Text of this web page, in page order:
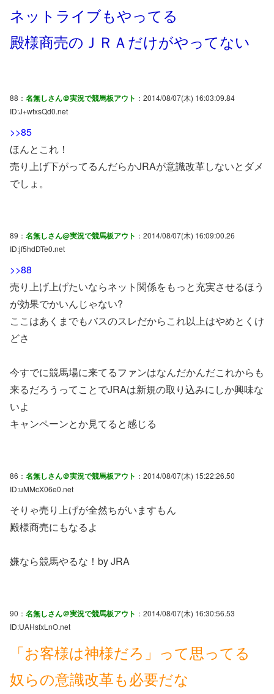
ネットライブもやってる
殿様商売のＪＲＡだけがやってない
88： 名無しさん＠実況で競馬板アウト ：2014/08/07(木) 16:03:09.84
ID:J+wtxsQd0.net
>>85
ほんとこれ！
売り上げ下がってるんだらかJRAが意識改革しないとダメ
でしょ。
89： 名無しさん@実況で競馬板アウト ：2014/08/07(木) 16:09:00.26
ID:jf5hdDTe0.net
>>88
売り上げ上げたいならネット関係をもっと充実させるほう
が効果でかいんじゃない?
ここはあくまでもバスのスレだからこれ以上はやめとくけ
どさ
今すでに競馬場に来てるファンはなんだかんだこれからも
来るだろうってことでJRAは新規の取り込みにしか興味な
いよ
キャンペーンとか見てると感じる
86： 名無しさん＠実況で競馬板アウト ：2014/08/07(木) 15:22:26.50
ID:uMMcX06e0.net
そりゃ売り上げが全然ちがいますもん
殿様商売にもなるよ
嫌なら競馬やるな！by JRA
90： 名無しさん＠実況で競馬板アウト ：2014/08/07(木) 16:30:56.53
ID:UAHsfxLnO.net
「お客様は神様だろ」って思ってる
奴らの意識改革も必要だな